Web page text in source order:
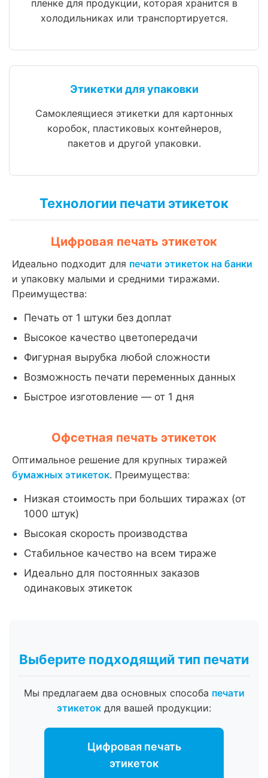
пленке для продукции, которая хранится в
холодильниках или транспортируется.
Этикетки для упаковки
Самоклеящиеся этикетки для картонных
коробок, пластиковых контейнеров,
пакетов и другой упаковки.
Технологии печати этикеток
Цифровая печать этикеток
Идеально подходит для печати этикеток на банки
и упаковку малыми и средними тиражами.
Преимущества:
Печать от 1 штуки без доплат
Высокое качество цветопередачи
Фигурная вырубка любой сложности
Возможность печати переменных данных
Быстрое изготовление — от 1 дня
Офсетная печать этикеток
Оптимальное решение для крупных тиражей
бумажных этикеток. Преимущества:
Низкая стоимость при больших тиражах (от
1000 штук)
Высокая скорость производства
Стабильное качество на всем тираже
Идеально для постоянных заказов
одинаковых этикеток
Выберите подходящий тип печати
Мы предлагаем два основных способа печати
этикеток для вашей продукции:
Цифровая печать
этикеток